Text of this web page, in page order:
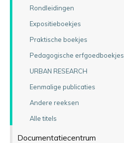
Rondleidingen
Expositieboekjes
Praktische boekjes
Pedagogische erfgoedboekjes
URBAN RESEARCH
Eenmalige publicaties
Andere reeksen
Alle titels
Documentatiecentrum